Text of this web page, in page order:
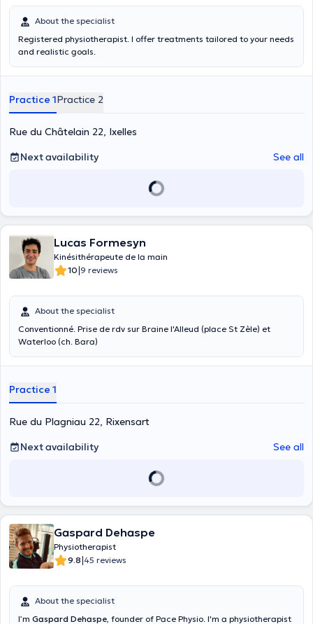
About the specialist
Registered physiotherapist. I offer treatments tailored to your needs
and realistic goals.
Practice 1Practice 2
Rue du Châtelain 22, Ixelles
Next availability
See all
Lucas Formesyn
Kinésithérapeute de la main
10|9 reviews
About the specialist
Conventionné. Prise de rdv sur Braine l'Alleud (place St Zèle) et
Waterloo (ch. Bara)
Practice 1
Rue du Plagniau 22, Rixensart
Next availability
See all
Gaspard Dehaspe
Physiotherapist
9.8|45 reviews
About the specialist
I’m Gaspard Dehaspe, founder of Pace Physio. I'm a physiotherapist